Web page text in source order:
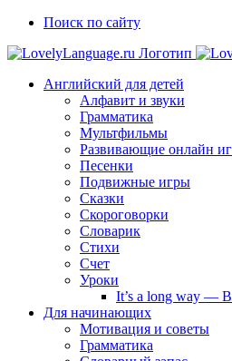
Skip
content
TelegramПоиск по сайту
Английский для детей
Алфавит и звуки
Грамматика
Мультфильмы
Развивающие онлайн
Песенки
Подвижные игры
Сказки
Скороговорки
Словарик
Стихи
Счет
Уроки
It’s a long way —
Для начинающих
Мотивация и советы
Грамматика